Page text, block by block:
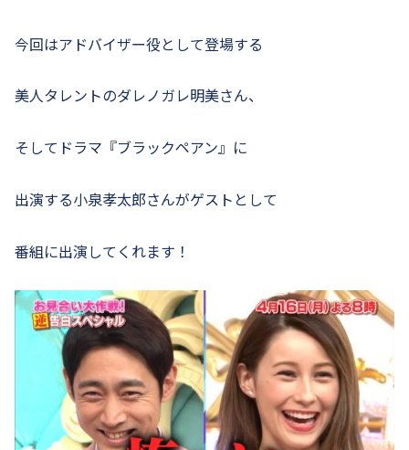
今回はアドバイザー役として登場する
美人タレントのダレノガレ明美さん、
そしてドラマ『ブラックペアン』に
出演する小泉孝太郎さんがゲストとして
番組に出演してくれます！